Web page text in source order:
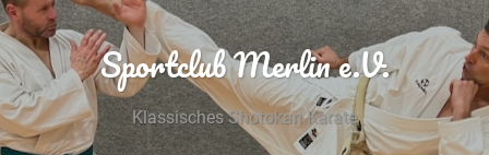
Sportclub Merlin e.V.
Klassisches Shotokan Karate